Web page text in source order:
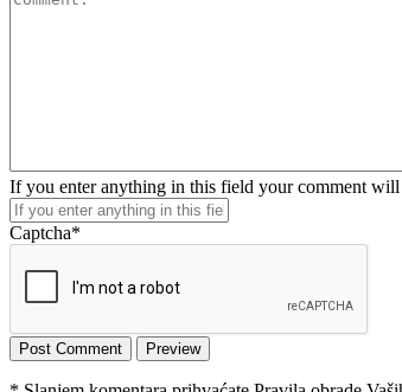
If you enter anything in this field your comment will
Captcha*